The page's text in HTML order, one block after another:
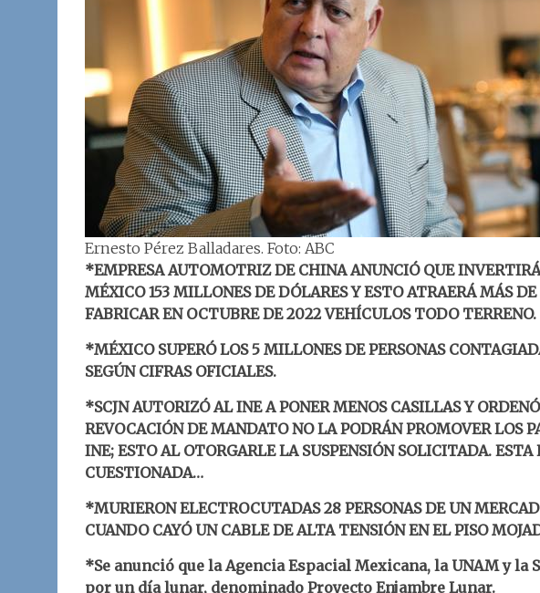
Ernesto Pérez Balladares. Foto: ABC
*EMPRESA AUTOMOTRIZ DE CHINA ANUNCIÓ QUE
MÉXICO 153 MILLONES DE DÓLARES Y ESTO ATRAERÁ MÁS
FABRICAR EN OCTUBRE DE 2022 VEHÍCULOS TODO TERRENO.
*MÉXICO SUPERÓ LOS 5 MILLONES DE PERSONAS
SEGÚN CIFRAS OFICIALES.
*SCJN AUTORIZÓ AL INE A PONER MENOS CASILLAS Y
REVOCACIÓN DE MANDATO NO LA PODRÁN PROMOVER LOS
INE; ESTO AL OTORGARLE LA SUSPENSIÓN SOLICITADA.
CUESTIONADA…
*MURIERON ELECTROCUTADAS 28 PERSONAS DE UN
CUANDO CAYÓ UN CABLE DE ALTA TENSIÓN EN EL PISO
*Se anunció que la Agencia Espacial Mexicana, la UNAM y la
por un día lunar, denominado Proyecto Enjambre Lunar.